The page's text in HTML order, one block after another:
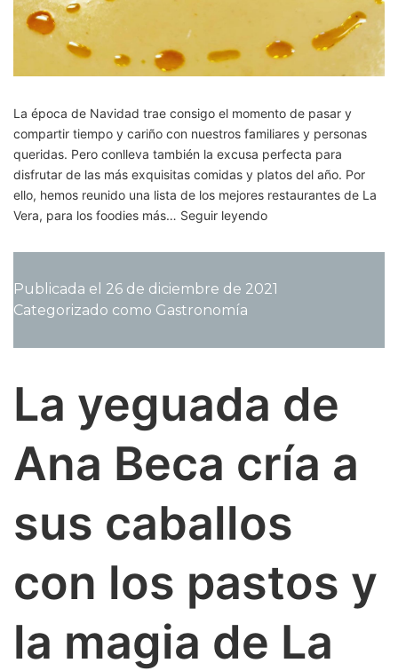
La época de Navidad trae consigo el momento de pasar y
compartir tiempo y cariño con nuestros familiares y personas
queridas. Pero conlleva también la excusa perfecta para
disfrutar de las más exquisitas comidas y platos del año. Por
ello, hemos reunido una lista de los mejores restaurantes de La
Vera, para los foodies más… Seguir leyendoLos
sitios
comer
Publicada el 26 de diciembre de 2021
Categorizado como Gastronomía
La yeguada de
Ana Beca cría a
sus caballos
con los pastos y
la magia de La